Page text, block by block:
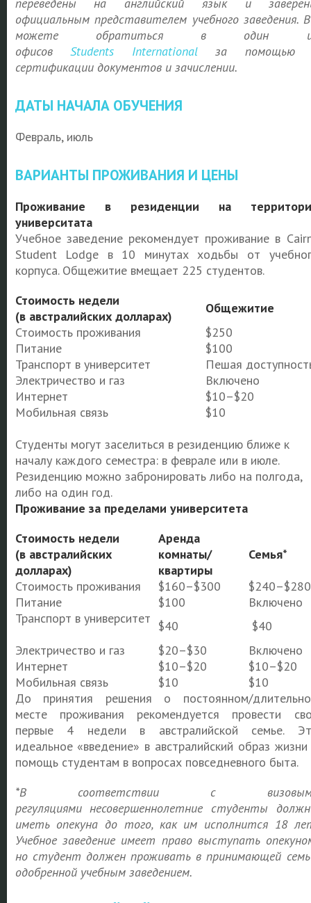
официальным представителем учебного заведения.
можете обратиться в один
офисовStudents Internationalза помощью
сертификации документов и зачислении.
ДАТЫ НАЧАЛА ОБУЧЕНИЯ
Февраль, июль
ВАРИАНТЫ ПРОЖИВАНИЯ И ЦЕНЫ
Проживание в резиденции на
университата
Учебное заведение рекомендует проживание в
Student Lodge в 10 минутах ходьбы от
корпуса. Общежитие вмещает 225 студентов.
Стоимость недели
(в австралийских долларах)
Общежитие
Стоимость проживания
$250
Питание
$100
Транспорт в университет
Пешая
Электричество и газ
Включено
Интернет
$10–$20
Мобильная связь
$10
Студенты могут заселиться в резиденцию ближе к
началу каждого семестра: в феврале или в июле.
Резиденцию можно забронировать либо на полгода,
либо на один год.
Проживание за пределами университета
Стоимость недели
(в австралийских
долларах)
Аренда
комнаты/
квартиры
Семья*
Стоимость проживания
$160–$300
$240–$280
Питание
$100
Включено
Транспорт в университет $40
$40
Электричество и газ
$20–$30
Включено
Интернет
$10–$20
$10–$20
Мобильная связь
$10
$10
До принятия решения о постоянном/
месте проживания рекомендуется провести
первые 4 недели в австралийской семье.
идеальное «введение» в австралийский образ
помощь студентам в вопросах повседневного быта.
*В соответствии с
регуляцияминесовершеннолетние студенты
иметь опекуна до того, как им исполнится 18
Учебное заведение имеет право выступать
но студент должен проживать в принимающей
одобренной учебным заведением.